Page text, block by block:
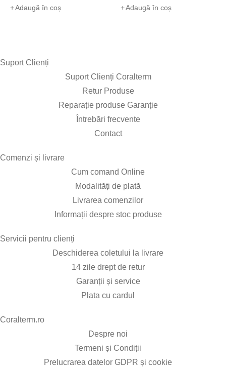
rama - 1871075
Adaugă în coș Adaugă în coș
Suport Clienți​
Suport Clienți Coralterm
Retur Produse
Reparație produse Garanție
Întrebări frecvente
Contact
Comenzi și livrare​
Cum comand Online
Modalități de plată
Livrarea comenzilor
Informații despre stoc produse
Servicii pentru clienți​
Deschiderea coletului la livrare
14 zile drept de retur
Garanții și service
Plata cu cardul
Coralterm.ro​
Despre noi
Termeni și Condiții
Prelucrarea datelor GDPR și cookie